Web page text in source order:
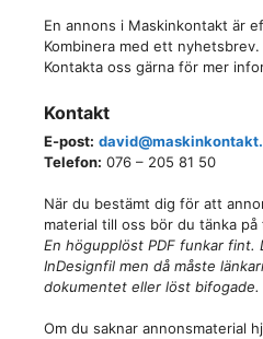
En annons i Maskinkontakt är
Kombinera med ett nyhetsbrev.
Kontakta oss gärna för mer
Kontakt
E-post:
Telefon: 076 – 205 81 50
När du bestämt dig för att
material till oss bör du tänka på
En högupplöst PDF funkar fint.
InDesignfil men då måste
dokumentet eller löst bifogade.
Om du saknar annonsmaterial